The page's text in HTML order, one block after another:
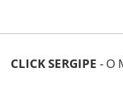
CLICK SERGIPE - O